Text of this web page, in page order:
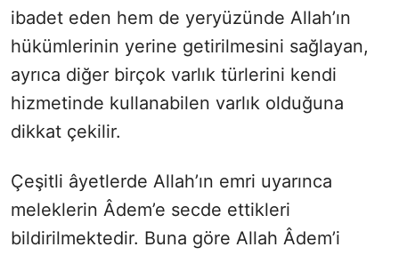
ibadet eden hem de yeryüzünde Allah’ın
hükümlerinin yerine getirilmesini sağlayan,
ayrıca diğer birçok varlık türlerini kendi
hizmetinde kullanabilen varlık olduğuna
dikkat çekilir.
Çeşitli âyetlerde Allah’ın emri uyarınca
meleklerin Âdem’e secde ettikleri
bildirilmektedir. Buna göre Allah Âdem’i